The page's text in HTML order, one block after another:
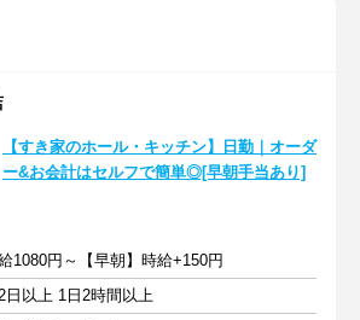
【すき家のホール・キッチン】日勤｜オーダ
ー&お会計はセルフで簡単◎[早朝手当あり]
1080円～【早朝】時給+150円
日以上 1日2時間以上